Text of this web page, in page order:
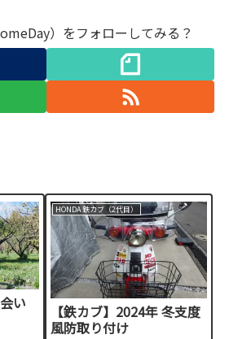
）をフォローしてみる？
い
HONDA 鉄カブ（2代目）
【鉄カブ】2024年 冬支度
風防取り付け